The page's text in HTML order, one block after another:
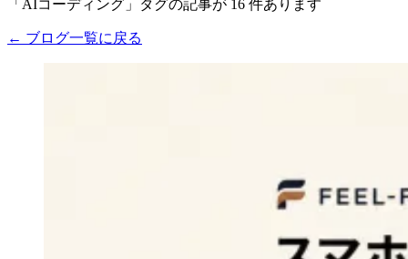
「AIコーディング」タグの記事が 16 件あります
← ブログ一覧に戻る